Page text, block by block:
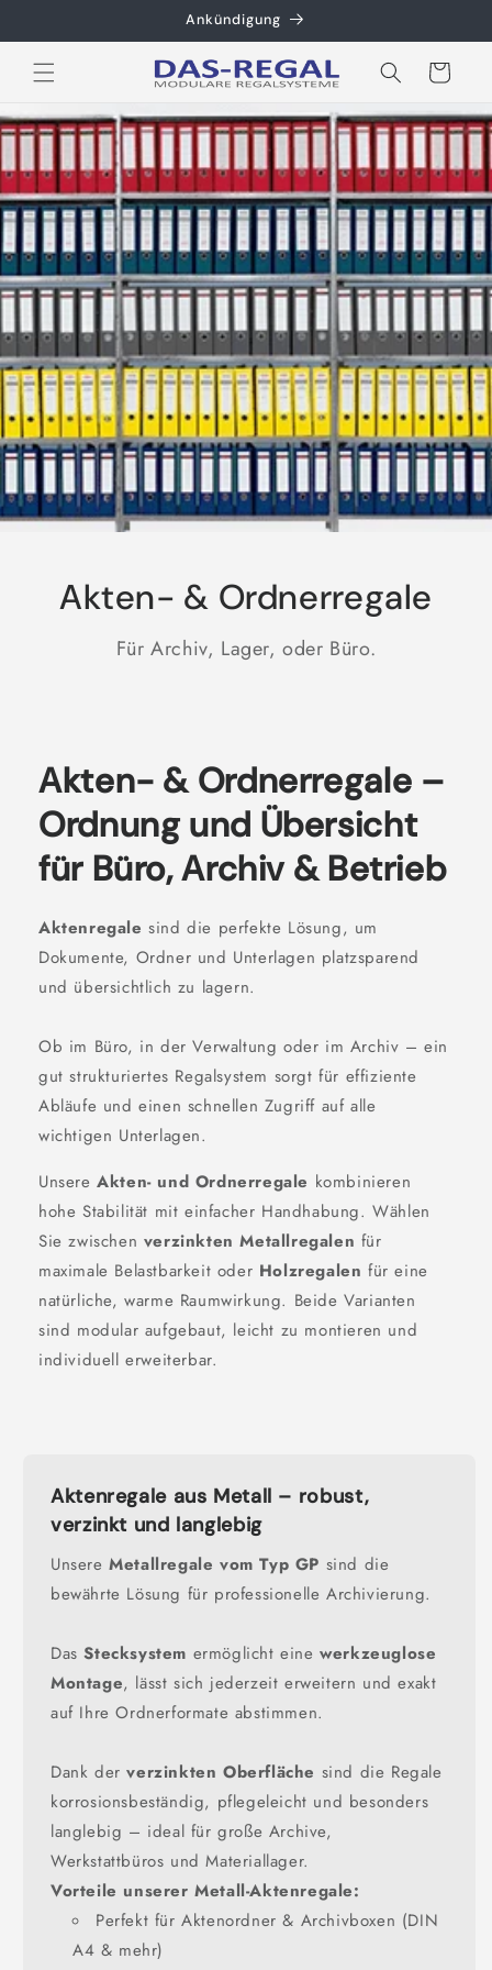
Inhalt
Ankündigung
Warenkorb
Akten- & Ordnerregale
Für Archiv, Lager, oder Büro.
Akten- & Ordnerregale –
Ordnung und Übersicht
für Büro, Archiv & Betrieb
Aktenregale sind die perfekte Lösung, um
Dokumente, Ordner und Unterlagen platzsparend
und übersichtlich zu lagern.
Ob im Büro, in der Verwaltung oder im Archiv – ein
gut strukturiertes Regalsystem sorgt für effiziente
Abläufe und einen schnellen Zugriff auf alle
wichtigen Unterlagen.
UnsereAkten- und Ordnerregale kombinieren
hohe Stabilität mit einfacher Handhabung. Wählen
Sie zwischen verzinkten Metallregalen für
maximale Belastbarkeit oder Holzregalen für eine
natürliche, warme Raumwirkung. Beide Varianten
sind modular aufgebaut, leicht zu montieren und
individuell erweiterbar.
Aktenregale aus Metall – robust,
verzinkt und langlebig
UnsereMetallregale vom Typ GP sind die
bewährte Lösung für professionelle Archivierung.
DasStecksystem ermöglicht einewerkzeuglose
Montage, lässt sich jederzeit erweitern und exakt
auf Ihre Ordnerformate abstimmen.
Dank derverzinkten Oberfläche sind die Regale
korrosionsbeständig, pflegeleicht und besonders
langlebig – ideal für große Archive,
Werkstattbüros und Materiallager.
Vorteile unserer Metall-Aktenregale:
Perfekt für Aktenordner & Archivboxen (DIN
A4 & mehr)